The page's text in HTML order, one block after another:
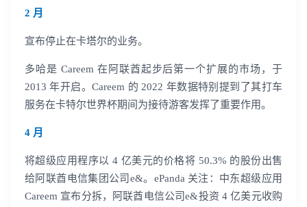
2 月
宣布停止在卡塔尔的业务。
多哈是 Careem 在阿联酋起步后第一个扩展的市场，于
2013 年开启。Careem 的 2022 年数据特别提到了其打车
服务在卡特尔世界杯期间为接待游客发挥了重要作用。
4 月
将超级应用程序以 4 亿美元的价格将 50.3% 的股份出售
给阿联酋电信集团公司e&。ePanda 关注：中东超级应用
Careem 宣布分拆，阿联酋电信公司e&投资 4 亿美元收购